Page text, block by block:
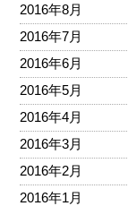
2016年8月
2016年7月
2016年6月
2016年5月
2016年4月
2016年3月
2016年2月
2016年1月